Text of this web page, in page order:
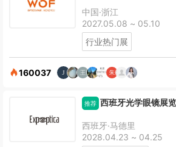
中国·浙江
2027.05.08 ~ 05.10
行业热门展
160037
推荐 西班牙光学眼镜展
西班牙·马德里
2028.04.23 ~ 04.25